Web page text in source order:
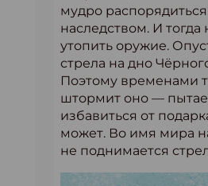
мудро
наследством. И тогда
утопить оружие.
стрела на дно
Поэтому временами
штормит оно —
избавиться от
может. Во имя мира
не поднимается